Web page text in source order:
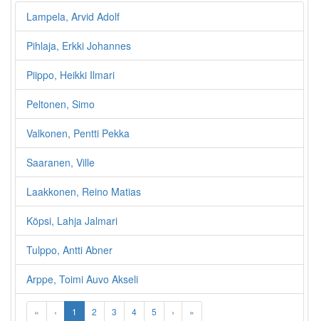
Lampela, Arvid Adolf
Pihlaja, Erkki Johannes
Piippo, Heikki Ilmari
Peltonen, Simo
Valkonen, Pentti Pekka
Saaranen, Ville
Laakkonen, Reino Matias
Köpsi, Lahja Jalmari
Tulppo, Antti Abner
Arppe, Toimi Auvo Akseli
« ‹ 1 2 3 4 5 › »